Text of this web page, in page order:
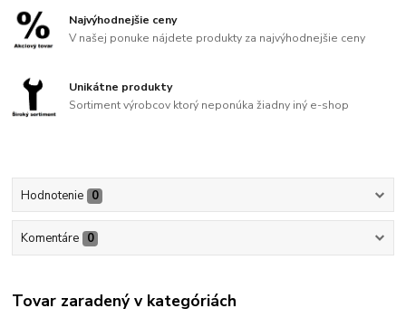
Najvýhodnejšie ceny
V našej ponuke nájdete produkty za najvýhodnejšie ceny
Unikátne produkty
Sortiment výrobcov ktorý neponúka žiadny iný e-shop
Hodnotenie 0
Komentáre 0
Tovar zaradený v kategóriách